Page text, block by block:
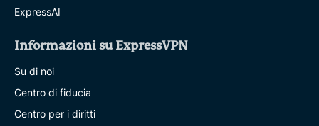
ExpressAI
Informazioni su ExpressVPN
Su di noi
Centro di fiducia
Centro per i diritti